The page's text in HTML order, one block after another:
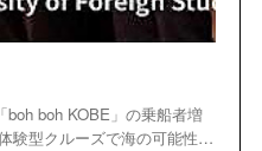
boh boh KOBE」の乗船者増
験型クルーズで海の可能性…